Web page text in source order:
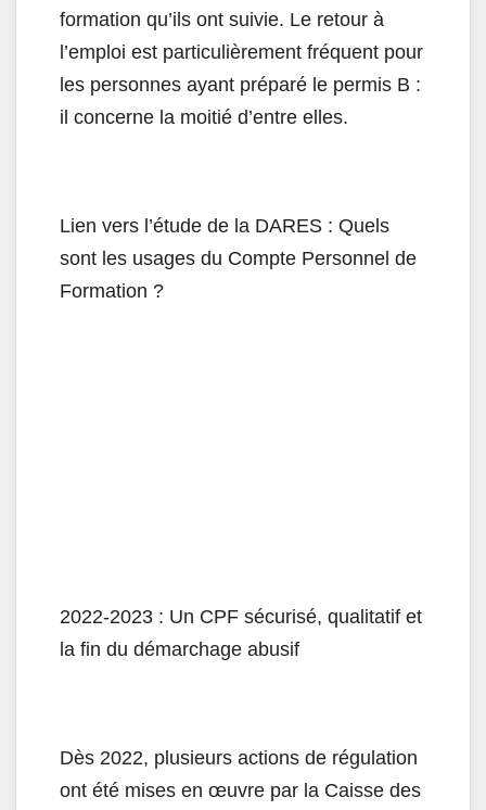
formation qu’ils ont suivie. Le retour à
l’emploi est particulièrement fréquent pour
les personnes ayant préparé le permis B :
il concerne la moitié d’entre elles.
Lien vers l’étude de la DARES : Quels
sont les usages du Compte Personnel de
Formation ?
2022-2023 : Un CPF sécurisé, qualitatif et
la fin du démarchage abusif
Dès 2022, plusieurs actions de régulation
ont été mises en œuvre par la Caisse des